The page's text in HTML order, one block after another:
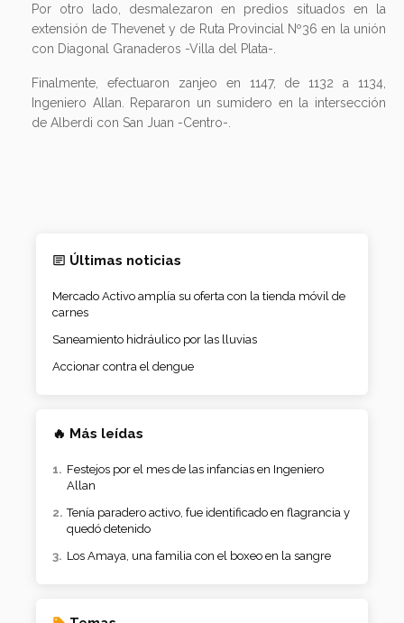
Por otro lado, desmalezaron en predios situados en la
extensión de Thevenet y de Ruta Provincial Nº36 en la unión
con Diagonal Granaderos -Villa del Plata-.
Finalmente, efectuaron zanjeo en 1147, de 1132 a 1134,
Ingeniero Allan. Repararon un sumidero en la intersección
de Alberdi con San Juan -Centro-.
Últimas noticias
Mercado Activo amplía su oferta con la tienda móvil de
carnes
Saneamiento hidráulico por las lluvias
Accionar contra el dengue
🔥 Más leídas
Festejos por el mes de las infancias en Ingeniero
Allan
Tenía paradero activo, fue identificado en flagrancia y
quedó detenido
Los Amaya, una familia con el boxeo en la sangre